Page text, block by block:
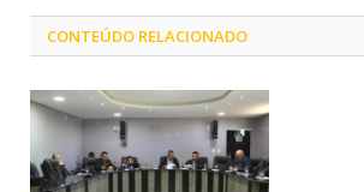
CONTEÚDO RELACIONADO